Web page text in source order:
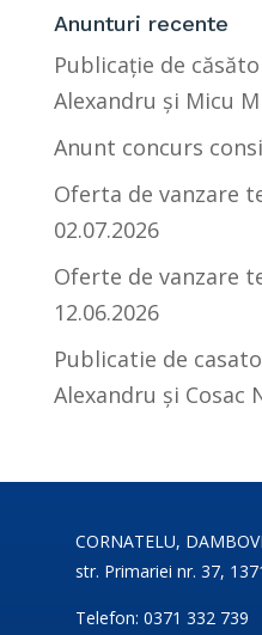
Anunturi recente
Publicație de
Alexandru și Micu
Anunt concurs
Oferta de vanzare
02.07.2026
Oferte de vanzare
12.06.2026
Publicatie de
Alexandru și Cosac
CORNATELU,
str. Primariei nr. 37,
Telefon: 0371 332 739